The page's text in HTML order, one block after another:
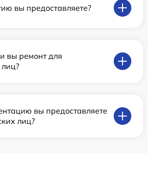
вы предоставляете?
вы ремонт для
вы предоставляете
лиц?